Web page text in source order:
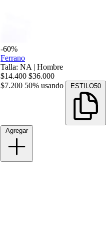
-60%
Ferrano
Talla: NA | Hombre
$14.400 $36.000
$7.200 50% usando ESTILO50
Agregar